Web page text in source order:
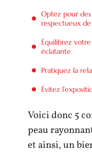
Optez pour
respectueux
Équilibrez
éclatante
Pratiquez la
Évitez
Voici donc 5
peau
et ainsi, un